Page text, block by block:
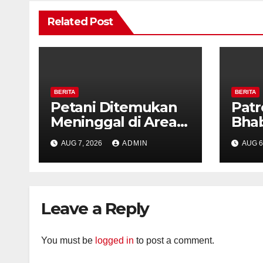
Related Post
BERITA
Petani Ditemukan
Meninggal di Area
Persawahan
Kalibeji, Polisi
Pastikan Tidak Ada
AUG 7, 2026 ADMIN
BERITA
dan
AUG
Leave a Reply
You must be logged in to post a comment.